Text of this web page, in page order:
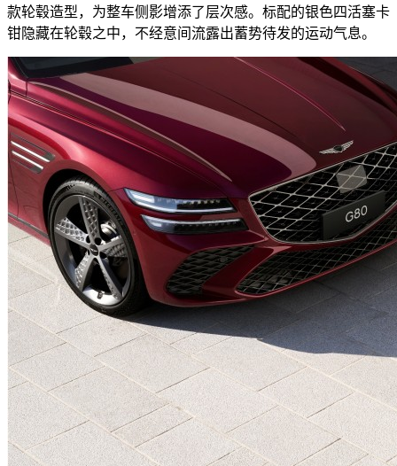
款轮毂造型，为整车侧影增添了层次感。标配的银色四活塞卡
钳隐藏在轮毂之中，不经意间流露出蓄势待发的运动气息。